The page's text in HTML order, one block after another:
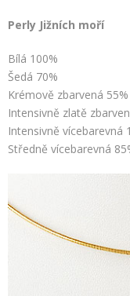
Perly Jižních moří
Bílá 100%
Šedá 70%
Krémově zbarvená 55%
Intensivně zlatě
Intensivně vícebarevná
Středně vícebarevná